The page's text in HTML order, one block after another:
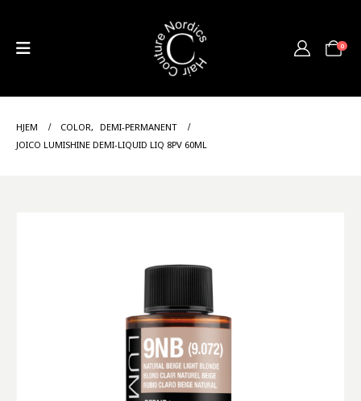
0
HJEM COLOR, DEMI-PERMANENT
JOICO LUMISHINE DEMI-LIQUID LIQ 8PV 60ML